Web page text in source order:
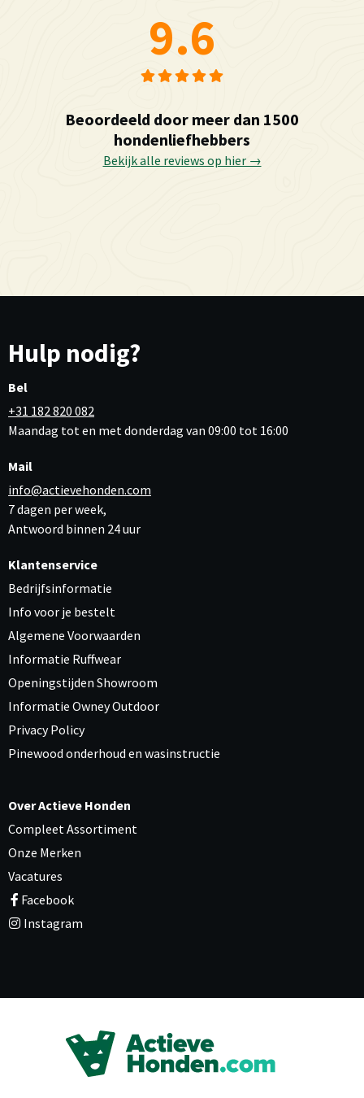
9.6
Beoordeeld door meer dan 1500
hondenliefhebbers
Bekijk alle reviews op hier →
Hulp nodig?
Bel
+31 182 820 082
Maandag tot en met donderdag van 09:00 tot 16:00
Mail
info@actievehonden.com
7 dagen per week,
Antwoord binnen 24 uur
Klantenservice
Bedrijfsinformatie
Info voor je bestelt
Algemene Voorwaarden
Informatie Ruffwear
Openingstijden Showroom
Informatie Owney Outdoor
Privacy Policy
Pinewood onderhoud en wasinstructie
Over Actieve Honden
Compleet Assortiment
Onze Merken
Vacatures
Facebook
Instagram